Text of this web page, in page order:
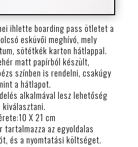
ihlette boarding pass ötletet a
esküvői meghívó, mely
sötétkék karton hátlappal.
matt papírból készült,
színben is rendelni, csakúgy
a hátlapot.
alkalmával lesz lehetőség
kiválasztani.
X 21 cm
tartalmazza az egyoldalas
és a nyomtatási költséget.